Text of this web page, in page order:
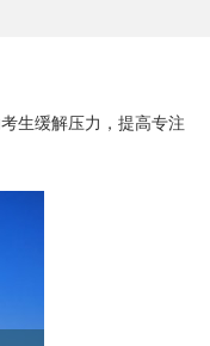
生缓解压力，提高专注